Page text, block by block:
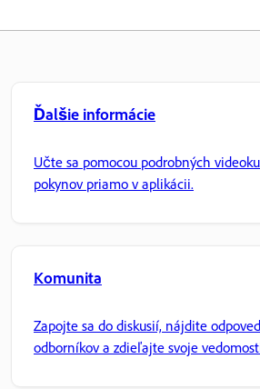
Ďalšie informácie
Učte sa pomocou podrobných
pokynov priamo v aplikácii.
Komunita
Zapojte sa do diskusií, nájdite
odborníkov a zdieľajte svoje